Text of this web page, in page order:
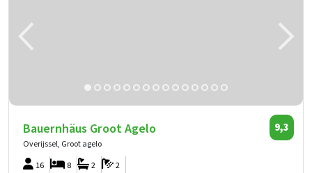
Bauernhäus Groot Agelo
Overijssel, Groot agelo
9,3
16 2
2
8